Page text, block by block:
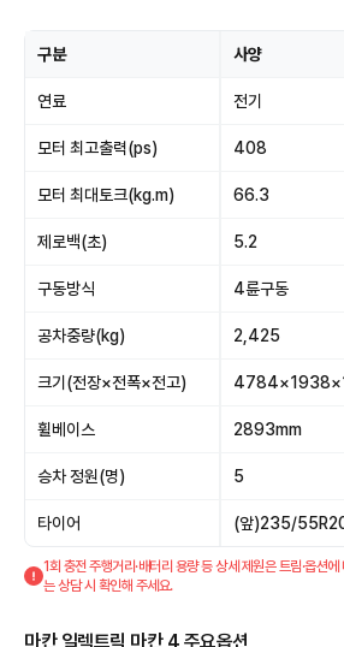
구분 사양
연료 전기
모터 최고출력(ps) 408
모터 최대토크(kg.m) 66.3
제로백(초) 5.2
구동방식 4륜구동
공차중량(kg) 2,425
크기(전장×전폭×전고)
휠베이스 2893mm
승차 정원(명) 5
타이어 (앞)235/
1회 충전 주행거리·배터리 용량 등 상세 제원은 트림·옵션
는 상담 시 확인해 주세요.
마칸 일렉트릭 마칸 4 주요옵션